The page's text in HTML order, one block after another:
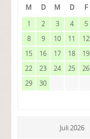
M D M D F
1
2 3 4 5
8
9 10 11 12
15
16 17 18 19
22
23 24 25 26
29
30
Juli 2026